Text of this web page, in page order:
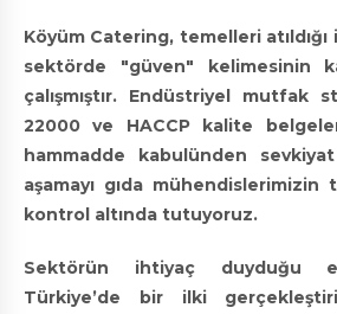
Köyüm Catering, temelleri
sektörde "güven" kelimesinin
çalışmıştır. Endüstriyel mutfak
22000 ve HACCP kalite
hammadde kabulünden
aşamayı gıda
kontrol altında tutuyoruz.
Sektörün ihtiyaç duyduğu
Türkiye’de bir ilki